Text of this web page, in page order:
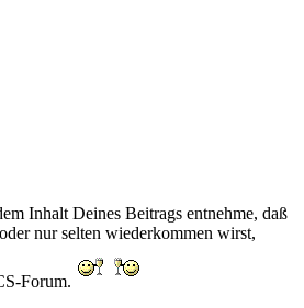
Inhalt Deines Beitrags entnehme, daß
nur selten wiederkommen wirst,
Forum.